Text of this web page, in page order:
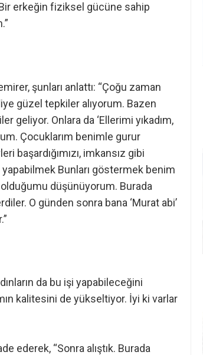
erkeğin fiziksel gücüne sahip
şunları anlattı: “Çoğu zaman
güzel tepkiler alıyorum. Bazen
geliyor. Onlara da ‘Ellerimi yıkadım,
Çocuklarım benimle gurur
başardığımızı, imkansız gibi
yapabilmek Bunları göstermek benim
düşünüyorum. Burada
O günden sonra bana ‘Murat abi’
da bu işi yapabileceğini
kalitesini de yükseltiyor. İyi ki varlar
ederek, “Sonra alıştık. Burada